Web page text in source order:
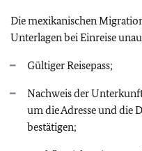
Die mexikanischen
Unterlagen bei Einreise
Gültiger Reisepass;
Nachweis der
um die Adresse und die
bestätigen;